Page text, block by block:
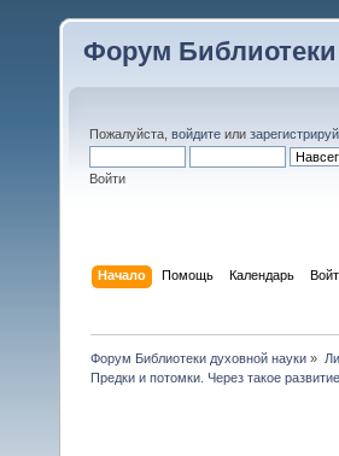
Форум
Пожалуйста, войдите или
Войти
Начало Помощь Календарь
Форум Библиотеки духовной науки »
Предки и потомки. Через такое